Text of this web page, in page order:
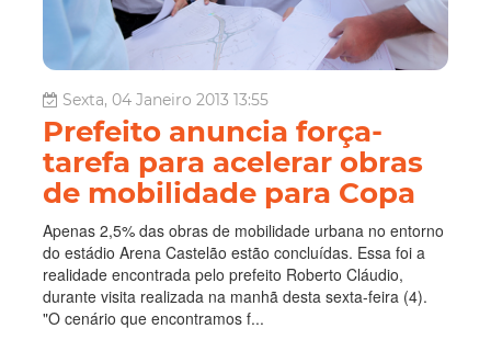
Sexta, 04 Janeiro 2013 13:55
Prefeito anuncia força-
tarefa para acelerar obras
de mobilidade para Copa
Apenas 2,5% das obras de mobilidade urbana no entorno
do estádio Arena Castelão estão concluídas. Essa foi a
realidade encontrada pelo prefeito Roberto Cláudio,
durante visita realizada na manhã desta sexta-feira (4).
"O cenário que encontramos f...